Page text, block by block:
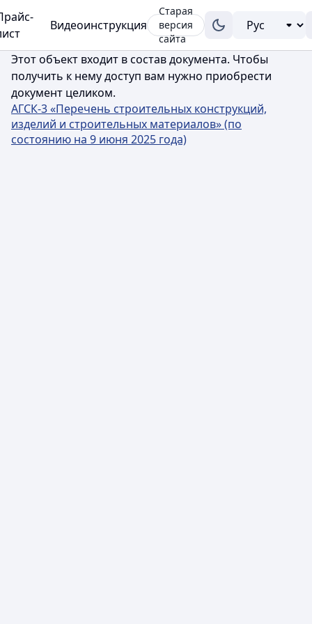
Видеоинструкция
Старая
версия
сайта
Этот объект входит в состав документа. Чтобы
получить к нему доступ вам нужно приобрести
документ целиком.
АГСК-3 «Перечень строительных конструкций,
изделий и строительных материалов» (по
состоянию на 9 июня 2025 года)